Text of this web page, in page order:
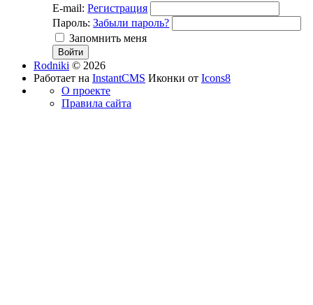
E-mail: Регистрация
Пароль: Забыли пароль?
Запомнить меня
Rodniki © 2026
Работает на InstantCMS Иконки от Icons8
О проекте
Правила сайта